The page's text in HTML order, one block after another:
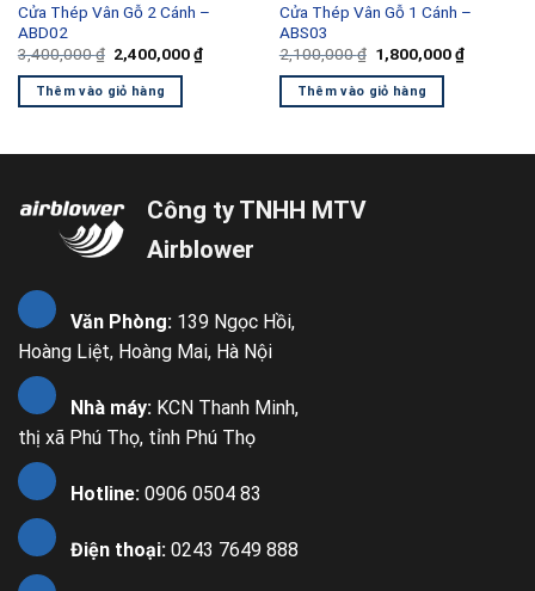
Cửa Thép Vân Gỗ 2 Cánh –
ABD02
3,400,000₫ Giá
gốc
là:
3,400,000 ₫.
2,400,000₫Giá
hiện
Thêm vào giỏ hàng
Cửa Thép Vân Gỗ 1 Cánh –
ABS03
2,100,000₫ Giá
gốc
là:
2,100,000 ₫.
1,800,000₫Giá
hiện
Thêm vào giỏ hàng
Công ty TNHH MTV
Airblower
Văn Phòng: 139 Ngọc Hồi,
Hoàng Liệt, Hoàng Mai, Hà Nội
Nhà máy: KCN Thanh Minh,
thị xã Phú Thọ, tỉnh Phú Thọ
Hotline: 0906 0504 83
Điện thoại: 0243 7649 888